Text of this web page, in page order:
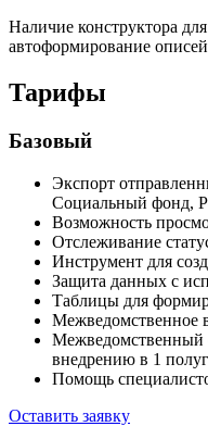
Наличие конструктора
автоформирование
Тарифы
Базовый
Экспорт
Социальный фонд,
Возможность
Отслеживание
Инструмент для
Защита данных с
Таблицы для
Межведомственный
внедрению в 1
Помощь
Оставить заявку